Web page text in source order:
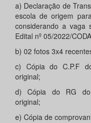
a) Declaração de
escola de origem
considerando a vaga
Edital nº 05/2022/
b) 02 fotos 3x4
c) Cópia do C.P.F
original;
d) Cópia do RG
original;
e) Cópia de